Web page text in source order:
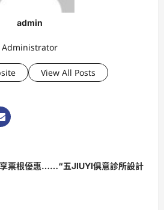
admin
Administrator
View All Posts
票根優惠……“五JIUYI俱意診所設計